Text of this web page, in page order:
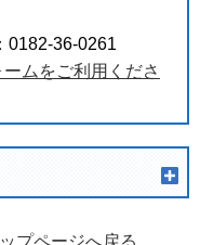
36-0261
ムをご利用くださ
ップページへ戻る